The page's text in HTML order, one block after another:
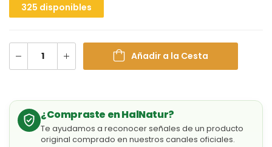
325 disponibles
Añadir a la Cesta
¿Compraste en HalNatur?
Te ayudamos a reconocer señales de un producto
original comprado en nuestros canales oficiales.